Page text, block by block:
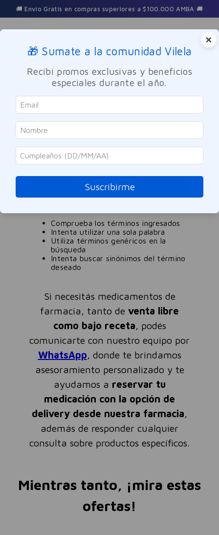
🚚 Envío Gratis en compras superiores a $100.000 AMBA 🚚
Buscar
jabon-liquido-corporal-cuidado-intimo-200ml---
OOPS!
No encontramos ningún resultado para
intimo-200ml---
¿Qué debo hacer?
Comprueba los términos ingresados
Intenta utilizar una sola palabra
Utiliza términos genéricos en la
búsqueda
Intenta buscar sinónimos del término
deseado
Si necesitás medicamentos de
farmacia, tanto de venta libre
como bajo receta, podés
comunicarte con nuestro equipo por
WhatsApp, donde te brindamos
asesoramiento personalizado y te
ayudamos a reservar tu
medicación con la opción de
delivery desde nuestra farmacia,
además de responder cualquier
consulta sobre productos específicos.
Mientras tanto, ¡mira estas
ofertas!
×
🎁 Sumate a la comunidad Vilela
Recibí promos exclusivas y beneficios
especiales durante el año.
Suscribirme